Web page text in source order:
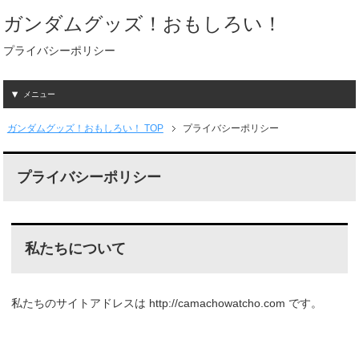
ガンダムグッズ！おもしろい！
プライバシーポリシー
メニュー
ガンダムグッズ！おもしろい！ TOP プライバシーポリシー
プライバシーポリシー
私たちについて
私たちのサイトアドレスは http://camachowatcho.com です。